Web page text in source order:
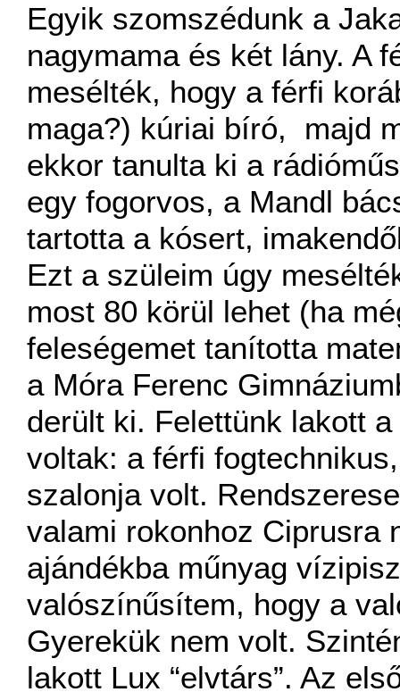
Egyik szomszédunk a
nagymama és két lány. A
mesélték, hogy a férfi
maga?) kúriai bíró, majd
ekkor tanulta ki a
egy fogorvos, a Mandl
tartotta a kósert,
Ezt a szüleim úgy
most 80 körül lehet (ha
feleségemet tanította
a Móra Ferenc
derült ki. Felettünk lakott
voltak: a férfi
szalonja volt.
valami rokonhoz Ciprusra
ajándékba műnyag
valószínűsítem, hogy a
Gyerekük nem volt.
lakott Lux “elvtárs”. Az